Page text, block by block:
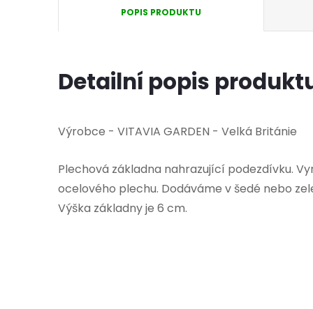
POPIS PRODUKTU
Detailní popis
Výrobce - VITAVIA GARDEN - Velká Británie
Plechová základna nahrazující podezdívku.
ocelového plechu. Dodáváme v šedé nebo
Výška základny je 6 cm.